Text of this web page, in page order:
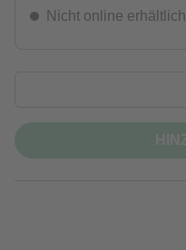
Nicht online erhältlich